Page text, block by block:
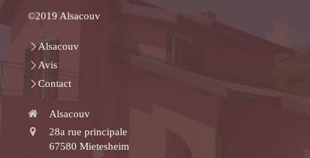
©2019 Alsacouv
Alsacouv
Avis
Contact
Alsacouv
28a rue principale
67580 Mietesheim